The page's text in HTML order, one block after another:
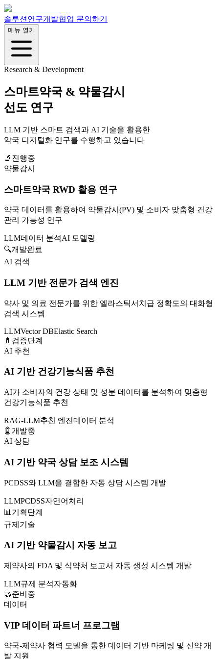
솔루션 연구개발협업 문의하기
메뉴 열기
Research & Development
스마트약국 & 약물감시
선도 연구
LLM 기반 스마트 검색과 AI 기술을 활용한
약국 디지털화 연구를 수행하고 있습니다
🔬 진행중
약물감시
스마트약국 RWD 활용 연구
약국 데이터를 활용하여 약물감시(PV) 및 소비자 맞춤형 건강
관리 가능성 연구
LLM데이터 분석AI 모델링
🔍개발완료
AI 검색
LLM 기반 전문가 검색 엔진
약사 및 의료 전문가를 위한 엘라스틱서치급 정확도의 대화형
검색 시스템
LLMVector DBElastic Search
💊 검증단계
AI 추천
AI 기반 건강기능식품 추천
AI가 소비자의 건강 상태 및 성분 데이터를 분석하여 맞춤형
건강기능식품 추천
RAG-LLM추천 엔진데이터 분석
🤖개발중
AI 상담
AI 기반 약국 상담 보조 시스템
PCDSS와 LLM을 결합한 자동 상담 시스템 개발
LLMPCDSS자연어처리
📊 기획단계
규제기술
AI 기반 약물감시 자동 보고
제약사의 FDA 및 식약처 보고서 자동 생성 시스템 개발
LLM규제 분석자동화
🤝준비중
데이터
VIP 데이터 파트너 프로그램
약국-제약사 협력 모델을 통한 데이터 기반 마케팅 및 신약 개
발 지원